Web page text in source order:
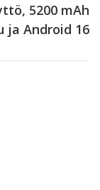
5200 mAh
ja Android 16